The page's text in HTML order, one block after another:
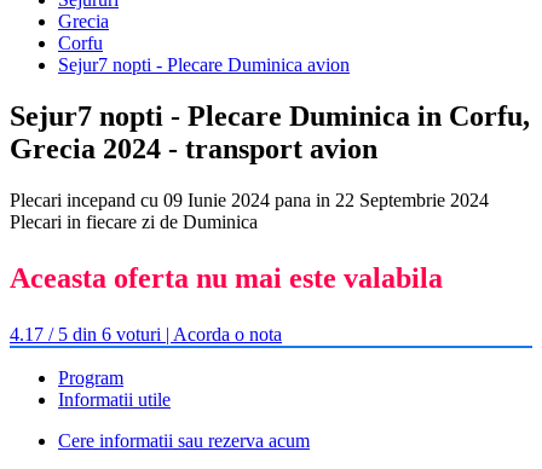
Grecia
Corfu
Sejur7 nopti - Plecare Duminica avion
Sejur7 nopti - Plecare Duminica in Corfu,
Grecia 2024 - transport avion
Plecari incepand cu 09 Iunie 2024 pana in 22 Septembrie 2024
Plecari in fiecare zi de Duminica
Aceasta oferta nu mai este valabila
4.17 / 5 din 6 voturi | Acorda o nota
Program
Informatii utile
Cere informatii sau rezerva acum